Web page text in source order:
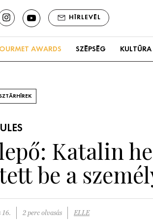
HÍRLEVÉL
AWARDS SZÉPSÉG KULTÚRA
Katalin
be a
16. 2 perc olvasás ELLE